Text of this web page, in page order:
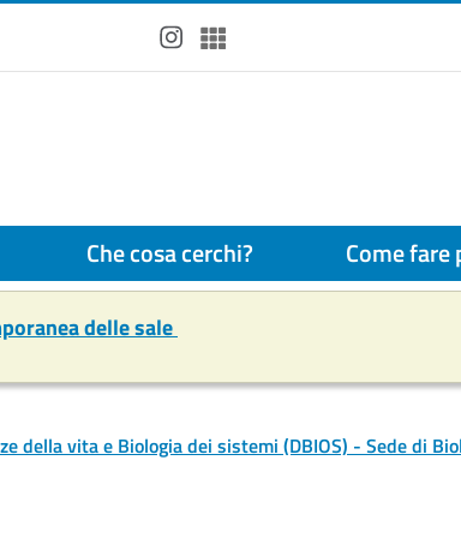
Instagram
Spotify
Che cosa cerchi? Come fare
delle sale
della vita e Biologia dei sistemi (DBIOS) - Sede di